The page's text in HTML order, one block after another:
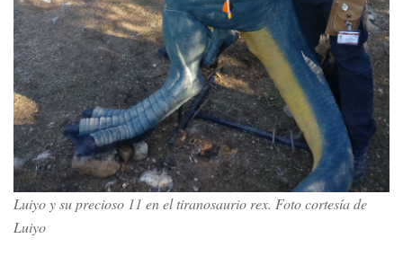
Luiyo y su precioso 11 en el tiranosaurio rex. Foto cortesía de
Luiyo